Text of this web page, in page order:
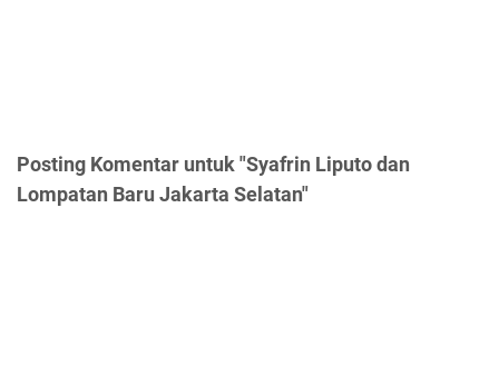
Posting Komentar untuk "Syafrin Liputo dan
Lompatan Baru Jakarta Selatan"